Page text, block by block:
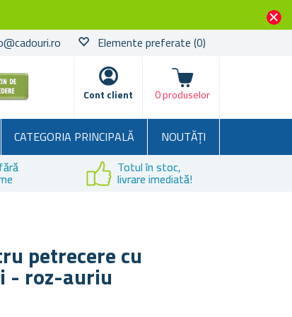
Elemente preferate (0)
Cont client
Coșul
0 produselor
CATEGORIA PRINCIPALĂ
NOUTĂȚI
Totul în stoc,
livrare imediată!
petrecere cu
- roz-auriu